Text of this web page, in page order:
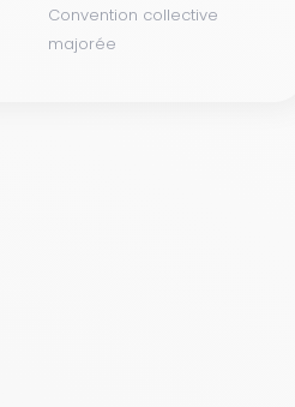
Convention collective
majorée